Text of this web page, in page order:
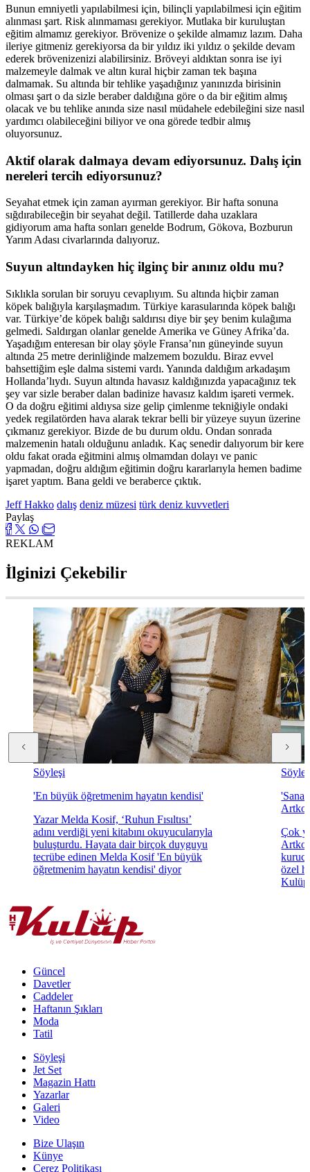
Bunun emniyetli yapılabilmesi için, bilinçli yapılabilmesi için eğitim
alınması şart. Risk alınmaması gerekiyor. Mutlaka bir kuruluştan
eğitim almamız gerekiyor. Brövenize o şekilde almamız lazım. Daha
ileriye gitmeniz gerekiyorsa da bir yıldız iki yıldız o şekilde devam
ederek brövenizenizi alabilirsiniz. Bröveyi aldıktan sonra ise iyi
malzemeyle dalmak ve altın kural hiçbir zaman tek başına
dalmamak. Su altında bir tehlike yaşadığınız yanınızda birisinin
olması şart o da sizle beraber daldığına göre o da bir eğitim almış
olacak ve bu tehlike anında size nasıl müdahele edebileğini size nasıl
yardımcı olabileceğini biliyor ve ona görede tedbir almış
oluyorsunuz.
Aktif olarak dalmaya devam ediyorsunuz. Dalış için
nereleri tercih ediyorsunuz?
Seyahat etmek için zaman ayırman gerekiyor. Bir hafta sonuna
sığdırabileceğin bir seyahat değil. Tatillerde daha uzaklara
gidiyorum ama hafta sonları genelde Bodrum, Gökova, Bozburun
Yarım Adası civarlarında dalıyoruz.
Suyun altındayken hiç ilginç bir anınız oldu mu?
Sıklıkla sorulan bir soruyu cevaplıyım. Su altında hiçbir zaman
köpek balığıyla karşılaşmadım. Türkiye karasularında köpek balığı
var. Türkiye’de köpek balığı saldırısı diye bir şey benim kulağıma
gelmedi. Saldırgan olanlar genelde Amerika ve Güney Afrika’da.
Yaşadığım enteresan bir olay şöyle Fransa’nın güneyinde suyun
altında 25 metre derinliğinde malzemem bozuldu. Biraz evvel
bahsettiğim eşle dalma sistemi vardı. Yanında daldığım arkadaşım
Hollanda’lıydı. Suyun altında havasız kaldığınızda yapacağınız tek
şey var sizle beraber dalan badinize havasız kaldım işareti vermek.
O da doğru eğitimi aldıysa size gelip çimlenme tekniğiyle ondaki
yedek regilatörden hava alarak tekrar belli bir yüzeye suyun üzerine
çıkmanız gerekiyor. Bizde de bu durum oldu. Ondan sonrada
malzemenin hatalı olduğunu anladık. Kaç senedir dalıyorum bir kere
oldu fakat orada eğitmini almış olmamdan dolayı ve panic
yapmadan, doğru aldığım eğitimin doğru kararlarıyla hemen badime
işaret yaptım. Bana geldi ve beraberce çıktık.
Jeff Hakko dalış deniz müzesi türk deniz kuvvetleri
Paylaş
REKLAM
İlginizi Çekebilir
Söyleşi
'En büyük öğretmenim hayatın kendisi'
Yazar Melda Kosif, ‘Ruhun Fısıltısı’
adını verdiği yeni kitabını okuyucularıyla
buluşturdu. Hayata dair birçok duyguyu
tecrübe edinen Melda Kosif 'En büyük
öğretmenim hayatın kendisi' diyor
Çok
özel
Güncel
Davetler
Caddeler
Haftanın Şıkları
Moda
Tatil
Söyleşi
Jet Set
Magazin Hattı
Yazarlar
Galeri
Video
Bize Ulaşın
Künye
Çerez Politikası